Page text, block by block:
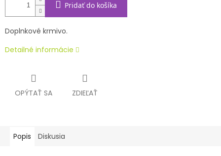
Pridať do košíka
Doplnkové krmivo.
Detailné informácie
OPÝTAŤ SA ZDIEĽAŤ
Popis Diskusia